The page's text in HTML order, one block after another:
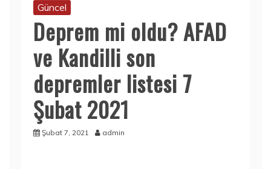
Güncel
Deprem mi oldu? AFAD
ve Kandilli son
depremler listesi 7
Şubat 2021
Şubat 7, 2021 admin